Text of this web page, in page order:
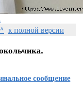
к полной версии
сообщение